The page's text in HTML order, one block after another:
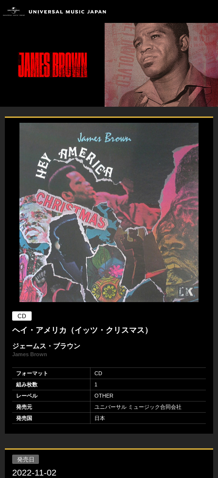
CD
ヘイ・アメリカ（イッツ・クリスマス）
ジェームス・ブラウン
James Brown
フォーマット
CD
組み枚数
1
レーベル
OTHER
発売元
ユニバーサル ミュージック合同会社
発売国
日本
発売日
2022-11-02